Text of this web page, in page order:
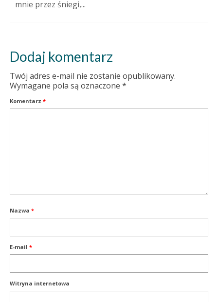
mnie przez śniegi,...
Dodaj komentarz
Twój adres e-mail nie zostanie opublikowany.
Wymagane pola są oznaczone *
Komentarz *
Nazwa *
E-mail *
Witryna internetowa